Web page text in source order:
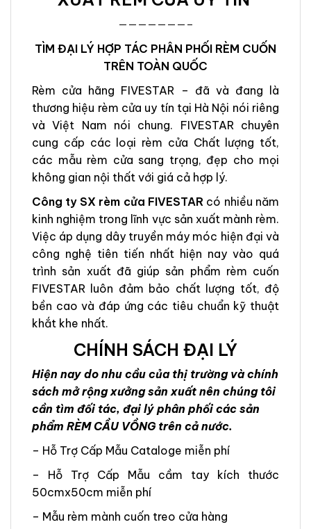
———————–
TÌM ĐẠI LÝ HỢP TÁC PHÂN PHỐI RÈM CUỐN
TRÊN TOÀN QUỐC
Rèm cửa hãng FIVESTAR – đã và đang là
thương hiệu rèm cửa uy tín tại Hà Nội nói riêng
và Việt Nam nói chung. FIVESTAR chuyên
cung cấp các loại rèm cửa Chất lượng tốt,
các mẫu rèm cửa sang trọng, đẹp cho mọi
không gian nội thất với giá cả hợp lý.
Công ty SX rèm cửa FIVESTAR có nhiều năm
kinh nghiệm trong lĩnh vực sản xuất mành rèm.
Việc áp dụng dây truyền máy móc hiện đại và
công nghệ tiên tiến nhất hiện nay vào quá
trình sản xuất đã giúp sản phẩm rèm cuốn
FIVESTAR luôn đảm bảo chất lượng tốt, độ
bền cao và đáp ứng các tiêu chuẩn kỹ thuật
khắt khe nhất.
CHÍNH SÁCH ĐẠI LÝ
Hiện nay do nhu cầu của thị trường và chính
sách mở rộng xưởng sản xuất nên chúng tôi
cần tìm đối tác, đại lý phân phối các sản
phẩm RÈM CẦU VỒNG trên cả nước.
– Hỗ Trợ Cấp Mẫu Cataloge miễn phí
– Hỗ Trợ Cấp Mẫu cầm tay kích thước
50cmx50cm miễn phí
– Mẫu rèm mành cuốn treo cửa hàng